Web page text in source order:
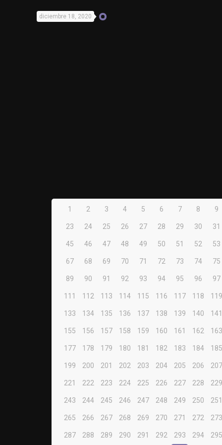
diciembre 18, 2020
1 2 3 4 5 6 7 8 9
23 24 25 26 27 28 29 30 31
45 46 47 48 49 50 51 52 53
67 68 69 70 71 72 73 74 75
89 90 91 92 93 94 95 96 97
111 112 113 114 115 116 117 118 119
133 134 135 136 137 138 139 140 141
155 156 157 158 159 160 161 162 163
177 178 179 180 181 182 183 184 185
199 200 201 202 203 204 205 206 207
221 222 223 224 225 226 227 228 229
243 244 245 246 247 248 249 250 251
265 266 267 268 269 270 271 272 273
287 288 289 290 291 292 293 294 295